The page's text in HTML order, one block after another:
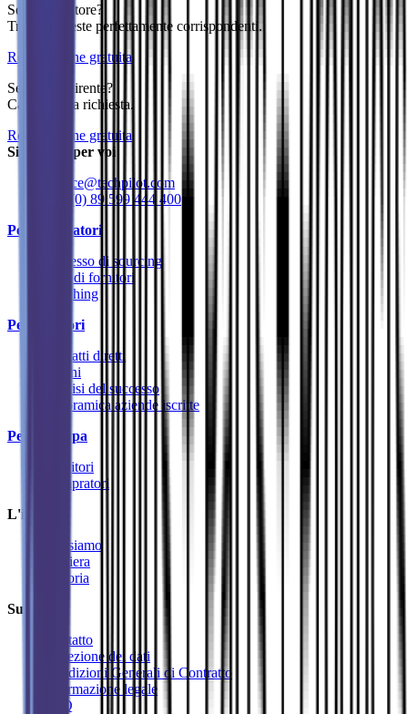
Sei un fornitore?
Trova richieste perfettamente corrispondenti.
Registrazione gratuita
Sei un acquirente?
Carica la tua richiesta.
Registrazione gratuita
Siamo qui per voi
service@techpilot.com
+49 (0) 89 599 444 400
Per compratori
Processo di sourcing
Pool di fornitori
Matching
Per fornitori
Contatti diretti
Ordini
Analisi del successo
Panoramica aziende iscritte
Per l'Europa
Fornitori
Compratori
L'impresa
Chi siamo
Carriera
Historia
Supporto
Contatto
Protezione dei dati
Condizioni Generali di Contratto
Informazione legale
FAQ